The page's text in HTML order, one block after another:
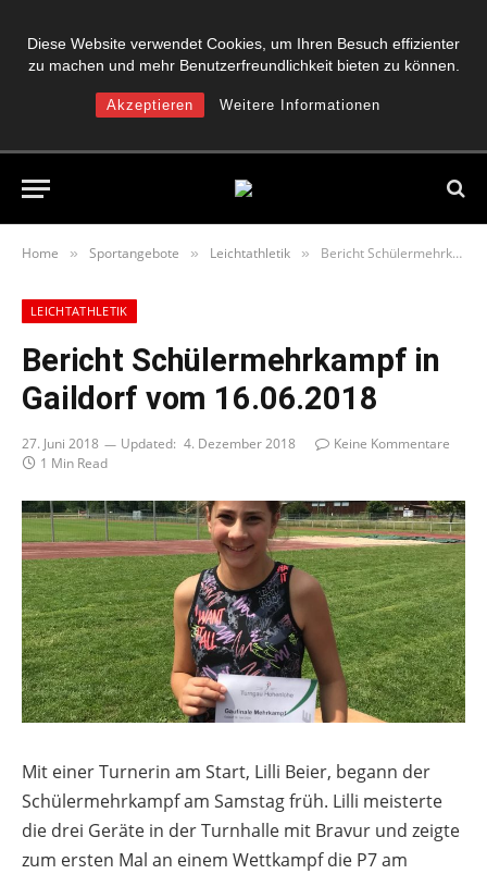
Diese Website verwendet Cookies, um Ihren Besuch effizienter
zu machen und mehr Benutzerfreundlichkeit bieten zu können.
Akzeptieren Weitere Informationen
Home » Sportangebote » Leichtathletik » Bericht Schülermehrkampf in Gaildorf vom 16.06.2018
LEICHTATHLETIK
Bericht Schülermehrkampf in
Gaildorf vom 16.06.2018
27. Juni 2018 Updated: 4. Dezember 2018
Keine Kommentare
1 Min Read
Mit einer Turnerin am Start, Lilli Beier, begann der
Schülermehrkampf am Samstag früh. Lilli meisterte
die drei Geräte in der Turnhalle mit Bravur und zeigte
zum ersten Mal an einem Wettkampf die P7 am